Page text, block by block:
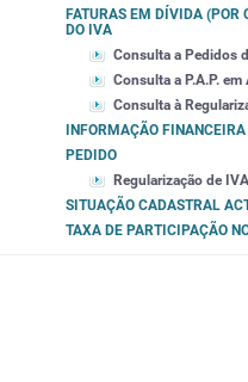
FATURAS EM DÍVIDA (POR
DO IVA
Consulta a Pedidos
Consulta a P.A.P.
Consulta à
INFORMAÇÃO FINANCEIRA
PEDIDO
Regularização de
SITUAÇÃO CADASTRAL
TAXA DE PARTICIPAÇÃO